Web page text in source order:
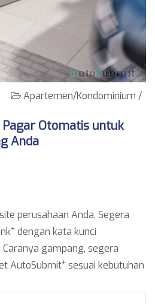
Apartemen/Kondominium /
Otomatis untuk
Anda
perusahaan Anda. Segera
+ dengan kata kunci
Caranya gampang, segera
AutoSubmit+ sesuai kebutuhan